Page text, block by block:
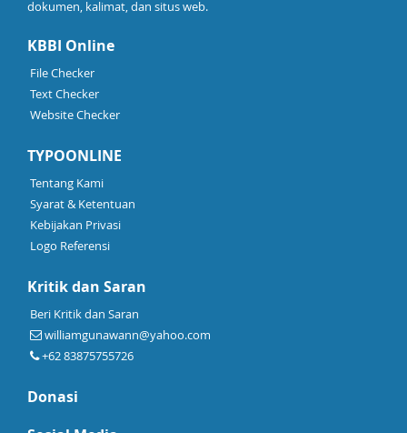
dokumen, kalimat, dan situs web.
KBBI Online
File Checker
Text Checker
Website Checker
TYPOONLINE
Tentang Kami
Syarat & Ketentuan
Kebijakan Privasi
Logo Referensi
Kritik dan Saran
Beri Kritik dan Saran
williamgunawann@yahoo.com
+62 83875755726
Donasi